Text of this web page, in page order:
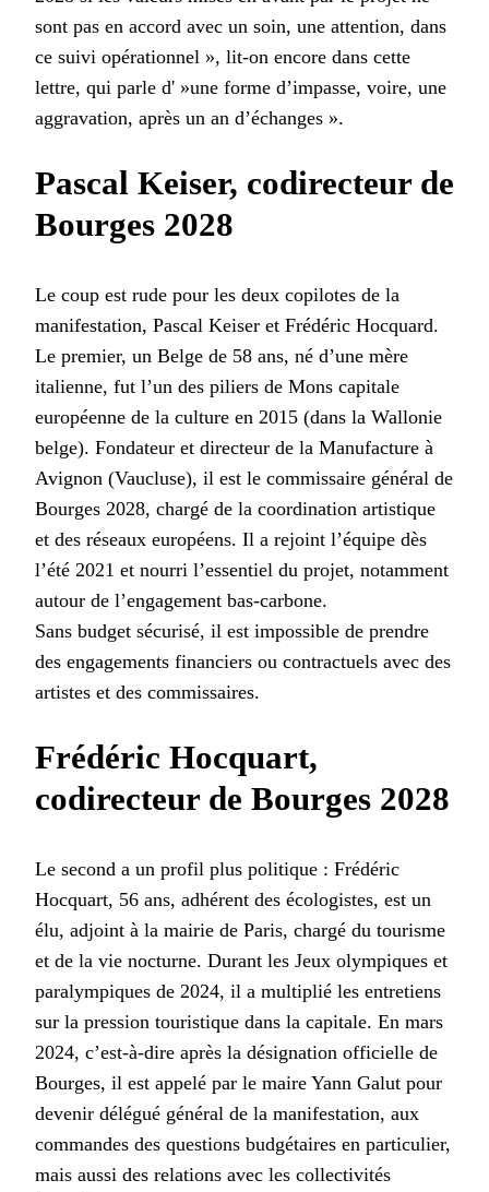
sont pas en accord avec un soin, une attention, dans
ce suivi opérationnel », lit-on encore dans cette
lettre, qui parle d' »une forme d’impasse, voire, une
aggravation, après un an d’échanges ».
Pascal Keiser, codirecteur de
Bourges 2028
Le coup est rude pour les deux copilotes de la
manifestation, Pascal Keiser et Frédéric Hocquard.
Le premier, un Belge de 58 ans, né d’une mère
italienne, fut l’un des piliers de Mons capitale
européenne de la culture en 2015 (dans la Wallonie
belge). Fondateur et directeur de la Manufacture à
Avignon (Vaucluse), il est le commissaire général de
Bourges 2028, chargé de la coordination artistique
et des réseaux européens. Il a rejoint l’équipe dès
l’été 2021 et nourri l’essentiel du projet, notamment
autour de l’engagement bas-carbone.
Sans budget sécurisé, il est impossible de prendre
des engagements financiers ou contractuels avec des
artistes et des commissaires.
Frédéric Hocquart,
codirecteur de Bourges 2028
Le second a un profil plus politique : Frédéric
Hocquart, 56 ans, adhérent des écologistes, est un
élu, adjoint à la mairie de Paris, chargé du tourisme
et de la vie nocturne. Durant les Jeux olympiques et
paralympiques de 2024, il a multiplié les entretiens
sur la pression touristique dans la capitale. En mars
2024, c’est-à-dire après la désignation officielle de
Bourges, il est appelé par le maire Yann Galut pour
devenir délégué général de la manifestation, aux
commandes des questions budgétaires en particulier,
mais aussi des relations avec les collectivités